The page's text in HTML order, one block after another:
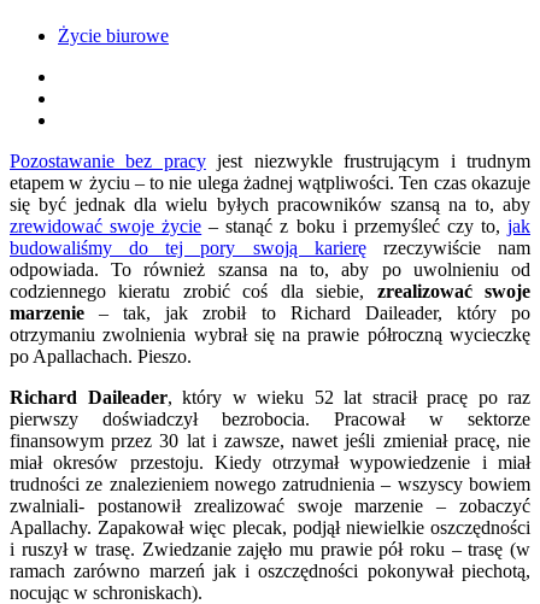
Życie biurowe
Pozostawanie bez pracyjest niezwykle frustrującym i trudnym
etapem w życiu – to nie ulega żadnej wątpliwości. Ten czas okazuje
się być jednak dla wielu byłych pracowników szansą na to, aby
zrewidować swoje życie – stanąć z boku i przemyśleć czy to,jak
budowaliśmy do tej pory swoją karieręrzeczywiście nam
odpowiada. To również szansa na to, aby po uwolnieniu od
codziennego kieratu zrobić coś dla siebie, zrealizować swoje
marzenie – tak, jak zrobił to Richard Daileader, który po
otrzymaniu zwolnienia wybrał się na prawie półroczną wycieczkę
po Apallachach. Pieszo.
Richard Daileader, który w wieku 52 lat stracił pracę po raz
pierwszy doświadczył bezrobocia. Pracował w sektorze
finansowym przez 30 lat i zawsze, nawet jeśli zmieniał pracę, nie
miał okresów przestoju. Kiedy otrzymał wypowiedzenie i miał
trudności ze znalezieniem nowego zatrudnienia – wszyscy bowiem
zwalniali- postanowił zrealizować swoje marzenie – zobaczyć
Apallachy. Zapakował więc plecak, podjął niewielkie oszczędności
i ruszył w trasę. Zwiedzanie zajęło mu prawie pół roku – trasę (w
ramach zarówno marzeń jak i oszczędności pokonywał piechotą,
nocując w schroniskach).